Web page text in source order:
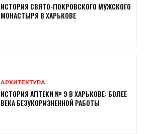
ИСТОРИЯ СВЯТО-ПОКРОВСКОГО МУЖСКОГО
МОНАСТЫРЯ В ХАРЬКОВЕ
АРХИТЕКТУРА
ИСТОРИЯ АПТЕКИ № 9 В ХАРЬКОВЕ: БОЛЕЕ
ВЕКА БЕЗУКОРИЗНЕННОЙ РАБОТЫ